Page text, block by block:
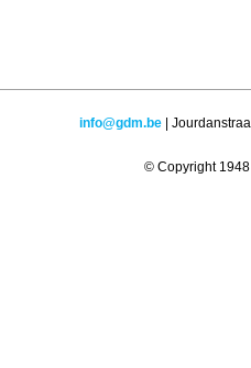
info@gdm.be|
© Copyright